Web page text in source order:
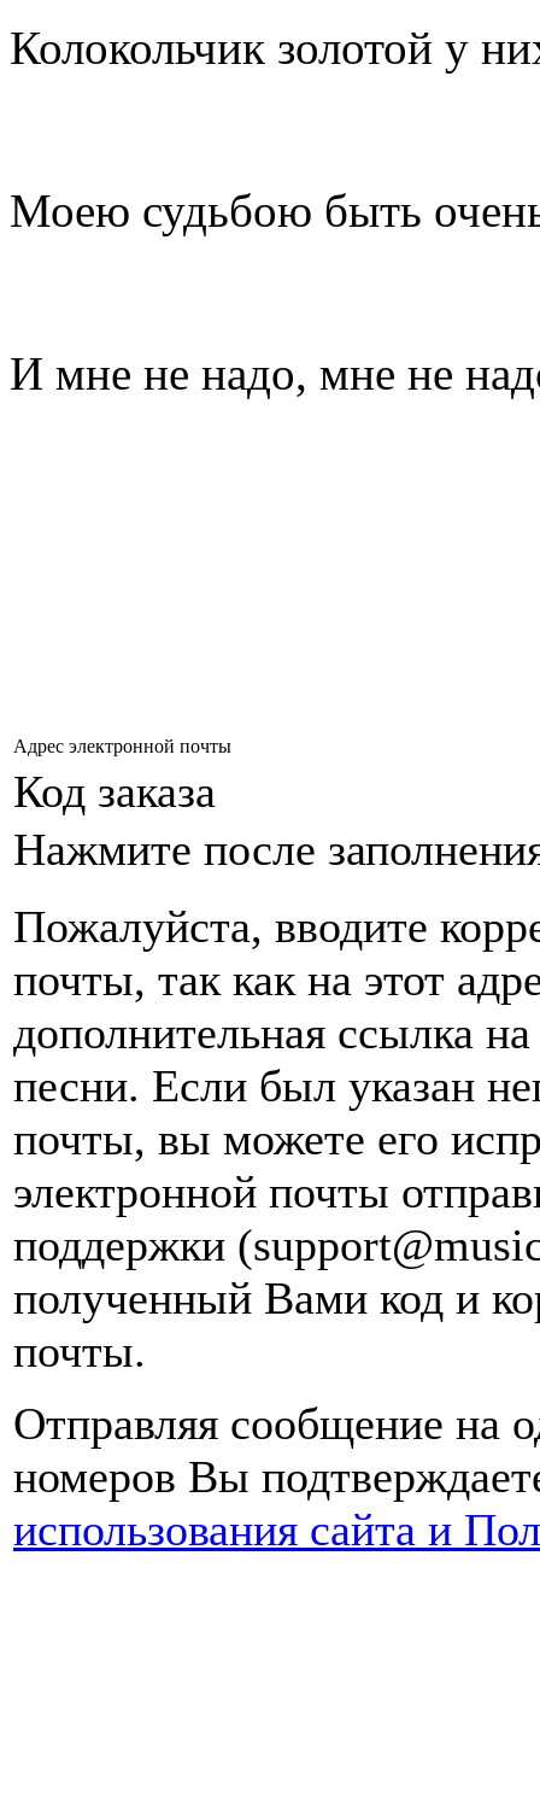
Колокольчик золотой у
Моею судьбою быть
И мне не надо, мне не
Адрес электронной почты
Код заказа
Нажмите после
Пожалуйста, вводите
почты, так как на этот
дополнительная ссылка
песни. Если был указан
почты, вы можете его
электронной почты
поддержки
полученный Вами код и
почты.
Отправляя сообщение на
номеров Вы
использования сайта и